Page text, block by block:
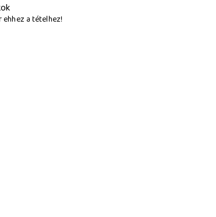
a tételhez!